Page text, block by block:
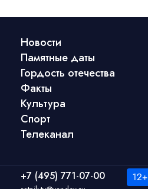
Новости
Памятные даты
Гордость отечества
Факты
Культура
Спорт
Телеканал
+7 (495) 771-07-00